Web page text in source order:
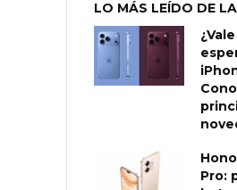
LO MÁS LEÍDO DE
Pro: